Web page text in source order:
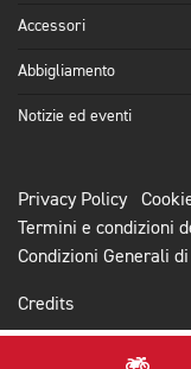
Accessori
Abbigliamento
Notizie ed eventi
Privacy Policy
Termini e condizioni
Condizioni Generali
Credits